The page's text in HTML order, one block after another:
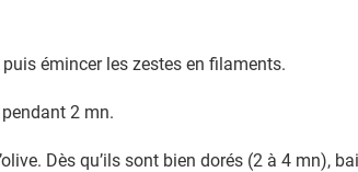
émincer les zestes en filaments.
2 mn.
Dès qu’ils sont bien dorés (2 à 4 mn),